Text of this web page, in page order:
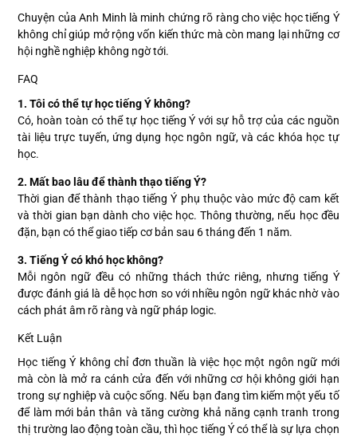
Chuyện của Anh Minh là minh chứng rõ ràng cho việc học tiếng Ý
không chỉ giúp mở rộng vốn kiến thức mà còn mang lại những cơ
hội nghề nghiệp không ngờ tới.
FAQ
1. Tôi có thể tự học tiếng Ý không?
Có, hoàn toàn có thể tự học tiếng Ý với sự hỗ trợ của các nguồn
tài liệu trực tuyến, ứng dụng học ngôn ngữ, và các khóa học tự
học.
2. Mất bao lâu để thành thạo tiếng Ý?
Thời gian để thành thạo tiếng Ý phụ thuộc vào mức độ cam kết
và thời gian bạn dành cho việc học. Thông thường, nếu học đều
đặn, bạn có thể giao tiếp cơ bản sau 6 tháng đến 1 năm.
3. Tiếng Ý có khó học không?
Mỗi ngôn ngữ đều có những thách thức riêng, nhưng tiếng Ý
được đánh giá là dễ học hơn so với nhiều ngôn ngữ khác nhờ vào
cách phát âm rõ ràng và ngữ pháp logic.
Kết Luận
Học tiếng Ý không chỉ đơn thuần là việc học một ngôn ngữ mới
mà còn là mở ra cánh cửa đến với những cơ hội không giới hạn
trong sự nghiệp và cuộc sống. Nếu bạn đang tìm kiếm một yếu tố
để làm mới bản thân và tăng cường khả năng cạnh tranh trong
thị trường lao động toàn cầu, thì học tiếng Ý có thể là sự lựa chọn